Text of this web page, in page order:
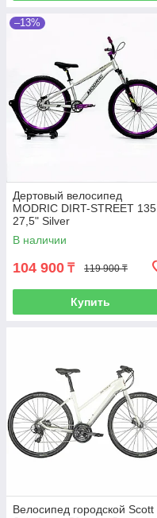
–13%
Дертовый велосипед
MODRIC DIRT-STREET 135
27,5" Silver
В наличии
104 900 ₸ 119 900 ₸
Купить
Велосипед городской Scott